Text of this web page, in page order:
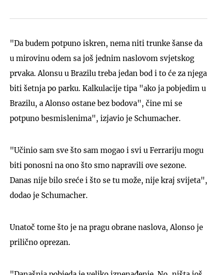
"Da budem potpuno iskren, nema niti trunke šanse da
u mirovinu odem sa još jednim naslovom svjetskog
prvaka. Alonsu u Brazilu treba jedan bod i to će za njega
biti šetnja po parku. Kalkulacije tipa "ako ja pobjedim u
Brazilu, a Alonso ostane bez bodova", čine mi se
potpuno besmislenima", izjavio je Schumacher.
"Učinio sam sve što sam mogao i svi u Ferrariju mogu
biti ponosni na ono što smo napravili ove sezone.
Danas nije bilo sreće i što se tu može, nije kraj svijeta",
dodao je Schumacher.
Unatoč tome što je na pragu obrane naslova, Alonso je
prilično oprezan.